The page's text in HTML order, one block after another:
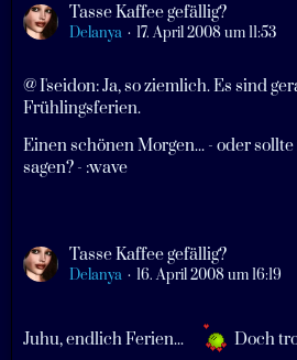
Tasse Kaffee gefällig?
Delanya 17. April 2008 um 11:53
@ I'seidon: Ja, so ziemlich. Es sind
Frühlingsferien.
Einen schönen Morgen... - oder
sagen? - :wave
Tasse Kaffee gefällig?
Delanya 16. April 2008 um 16:19
Juhu, endlich Ferien...
Doch